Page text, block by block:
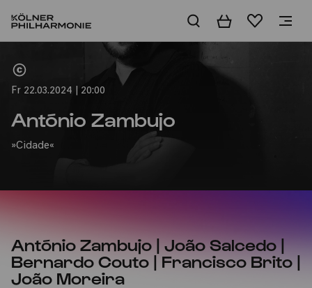
WarenkorbMerkliste
Fr 22.03.2024 | 20:00
António Zambujo
»Cidade«
António Zambujo | João Salcedo |
Bernardo Couto | Francisco Brito |
João Moreira